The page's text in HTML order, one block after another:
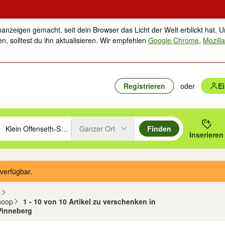
gemacht, seit dein Browser das Licht der Welt erblickt hat.
solltest du ihn aktualisieren. Wir empfehlenGoogle Chrome,
Registrieren oder
mit den Pfeiltasten nach oben/unten durchsuchen und mit
oder Ort eingeben. Eingabetaste drücken um zu suchen, oder
Ganzer Ort
Finden
Inserieren
1 - 10 von 10 Artikel zu verschenken in